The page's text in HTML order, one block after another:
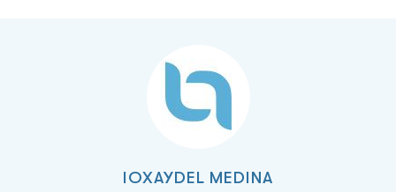
IOXAYDEL MEDINA